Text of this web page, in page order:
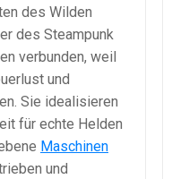
des Wilden
des Steampunk
verbunden, weil
und
Sie idealisieren
für echte Helden
Maschinen
und